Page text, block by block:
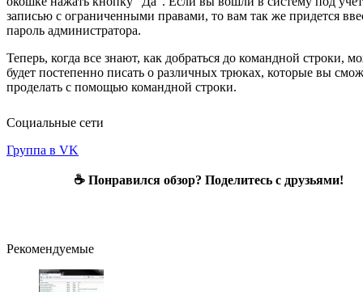
записью с ограниченными правами, то вам так же придется
пароль администратора.
Теперь, когда все знают, как добраться до командной строки,
будет постепенно писать о различных трюках, которые вы
проделать с помощью командной строки.
Социальные сети
Группа в VK
☕ Понравился обзор? Поделитесь с друзьями!
Рекомендуемые